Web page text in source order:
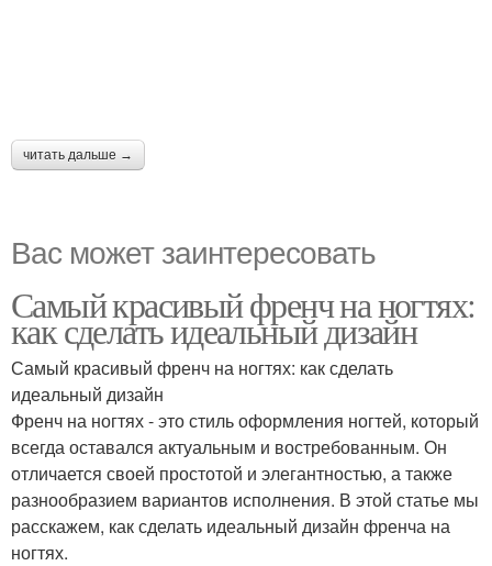
читать дальше →
Вас может заинтересовать
Самый красивый френч на ногтях:
как сделать идеальный дизайн
Самый красивый френч на ногтях: как сделать
идеальный дизайн
Френч на ногтях - это стиль оформления ногтей, который
всегда оставался актуальным и востребованным. Он
отличается своей простотой и элегантностью, а также
разнообразием вариантов исполнения. В этой статье мы
расскажем, как сделать идеальный дизайн френча на
ногтях.